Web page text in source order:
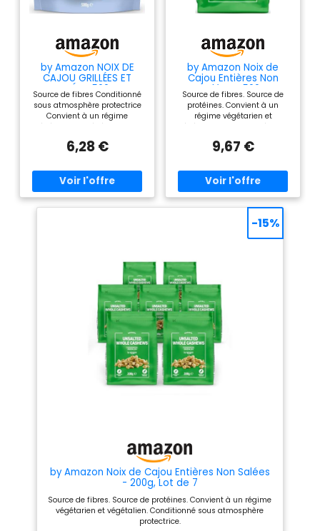
by Amazon NOIX DE
CAJOU GRILLÉES ET
SALÉES, 500 g
Source de fibres Conditionné
sous atmosphère protectrice
Convient à un régime
végétarien et végétalien Les
s'étouffer avec les fruits à
contenir des fragments de
coque
6,28 €
by Amazon Noix de
Cajou Entières Non
Salées - 500g
Source de fibres. Source de
protéines. Convient à un
régime végétarien et
végétalien. Conditionné sous
9,67 €
by Amazon Noix de Cajou Entières Non Salées
- 200g, Lot de 7
Source de fibres. Source de protéines. Convient à un régime
végétarien et végétalien. Conditionné sous atmosphère
protectrice.
-15%